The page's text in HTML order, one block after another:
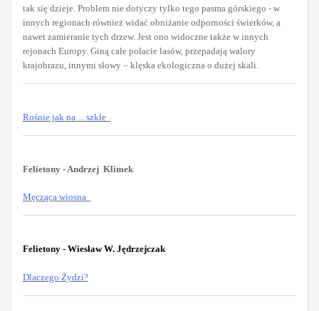
tak się dzieje. Problem nie dotyczy tylko tego pasma górskiego - w
innych regionach również widać obniżanie odporności świerków, a
nawet zamieranie tych drzew. Jest ono widoczne także w innych
rejonach Europy. Giną całe połacie lasów, przepadają walory
krajobrazu, innymi słowy – klęska ekologiczna o dużej skali.
Rośnie jak na ... szkle
Felietony - Andrzej Klimek
Męcząca wiosna
Felietony - Wiesław W. Jędrzejczak
Dlaczego Żydzi?